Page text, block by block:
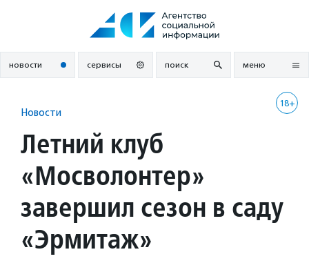
новости сервисы поиск меню
18+
Новости
Летний клуб
«Мосволонтер»
завершил сезон в саду
«Эрмитаж»